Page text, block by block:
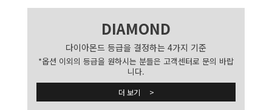
DIAMOND
다이아몬드 등급을 결정하는 4가지 기준
*옵션 이외의 등급을 원하시는 분들은 고객센터로 문의 바랍
니다.
더 보기 >